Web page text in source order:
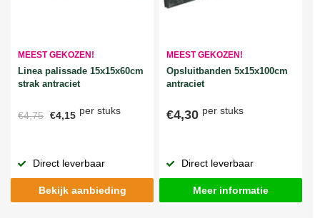
MEEST GEKOZEN!
Linea palissade 15x15x60cm
strak antraciet
€4,75 €4,15 per stuks
Direct leverbaar
Bekijk aanbieding
MEEST GEKOZEN!
Opsluitbanden 5x15x100cm
antraciet
€4,30 per stuks
Direct leverbaar
Meer informatie